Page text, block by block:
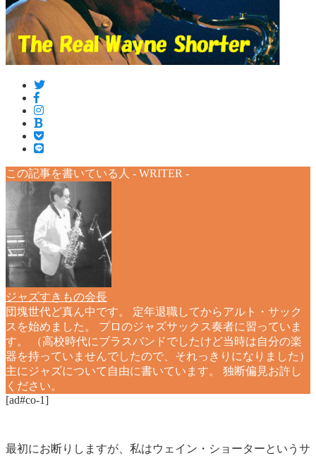
この記事を書いている人 - WRITER -
ジャズすきもの会長
団塊世代ど真ん中です。 定年退職してからアルト・サック
スを始めました。 プロのジャズサックス奏者に習っていま
す。 （高校時代にブラスバンドでしたけど当時は自分の楽
器を持っていませんでしたので、それっきりになりました）
主にジャズについて自由に書いています。 独断偏見お許し
ください。
[ad#co-1]
最初にお断りしますが、私はウェイン・ショーターというサ